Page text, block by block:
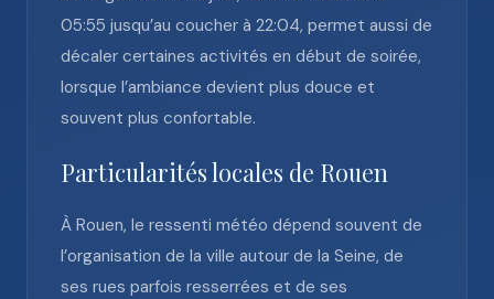
05:55 jusqu’au coucher à 22:04, permet aussi de
décaler certaines activités en début de soirée,
lorsque l’ambiance devient plus douce et
souvent plus confortable.
Particularités locales de Rouen
À Rouen, le ressenti météo dépend souvent de
l’organisation de la ville autour de la Seine, de
ses rues parfois resserrées et de ses